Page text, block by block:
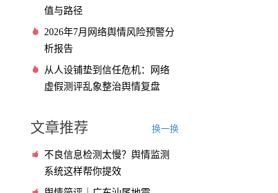
值与路径
2026年7月网络舆情风险预警分
析报告
从人设铺垫到信任危机：网络
虚假测评乱象整治舆情复盘
文章推荐 换一换
不良信息检测太慢？舆情监测
系统这样帮你提效